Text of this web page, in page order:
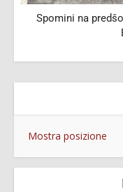
Spomini na
Mostra posizione